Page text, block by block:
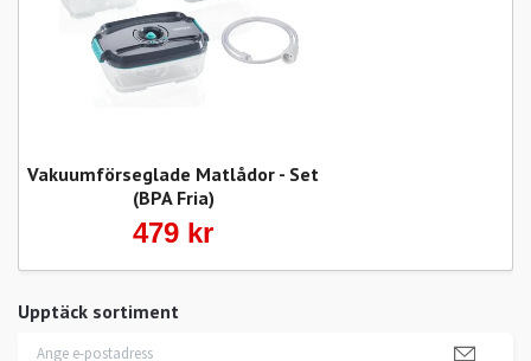
Upptäck sortiment
Vakuumförseglade Matlådor - Set
(BPA Fria)
479 kr